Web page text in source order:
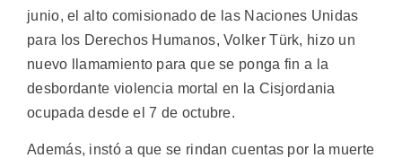
junio, el alto comisionado de las Naciones Unidas
para los Derechos Humanos, Volker Türk, hizo un
nuevo llamamiento para que se ponga fin a la
desbordante violencia mortal en la Cisjordania
ocupada desde el 7 de octubre.
Además, instó a que se rindan cuentas por la muerte